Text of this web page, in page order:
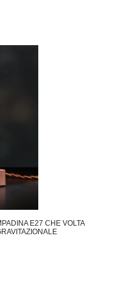
E27 CHE VOLTA